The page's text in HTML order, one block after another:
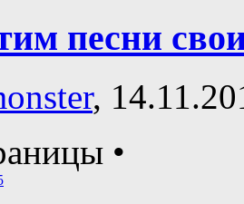
песни
,
•